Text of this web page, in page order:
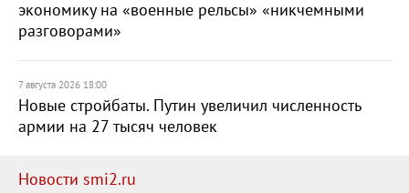
экономику на «военные рельсы» «никчемными
разговорами»
7 августа 2026 18:00
Новые стройбаты. Путин увеличил численность
армии на 27 тысяч человек
Новости smi2.ru